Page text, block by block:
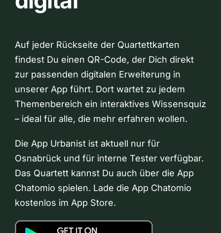
Auf jeder Rückseite der Quartettkarten
findest Du einen QR-Code, der Dich direkt
zur passenden digitalen Erweiterung in
unserer App führt. Dort wartet zu jedem
Themenbereich ein interaktives Wissensquiz
– ideal für alle, die mehr erfahren wollen.
Die App Urbanist ist aktuell nur für
Osnabrück und für interne Tester verfügbar.
Das Quartett kannst Du auch über die App
Chatomio spielen. Lade die App Chatomio
kostenlos im App Store.